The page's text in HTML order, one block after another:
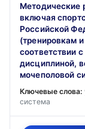
Методические
включая
Российской
(тренировкам
соответствии
дисциплиной,
мочеполовой
Ключевые слова:
система